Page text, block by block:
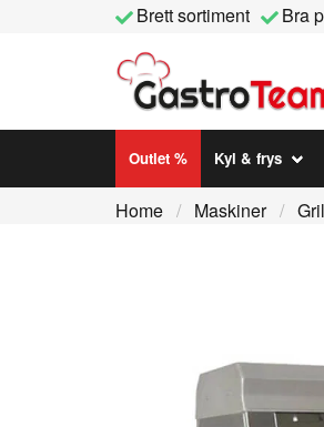
Brett sortiment Bra
Outlet % Kyl & frys
Home Maskiner